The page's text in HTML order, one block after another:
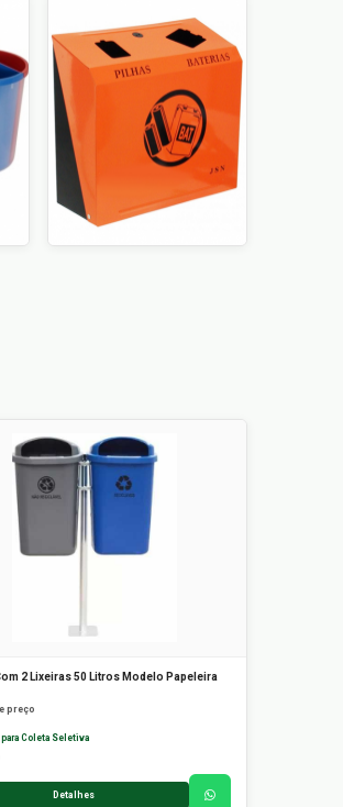
2 Lixeiras 50 Litros Modelo Papeleira
preço
Coleta Seletiva
Detalhes